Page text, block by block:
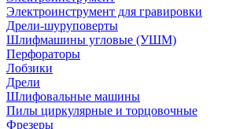
Электроинструмент для гравировки
Дрели-шуруповерты
Шлифмашины угловые (УШМ)
Перфораторы
Лобзики
Дрели
Шлифовальные машины
Пилы циркулярные и торцовочные
Фрезеры